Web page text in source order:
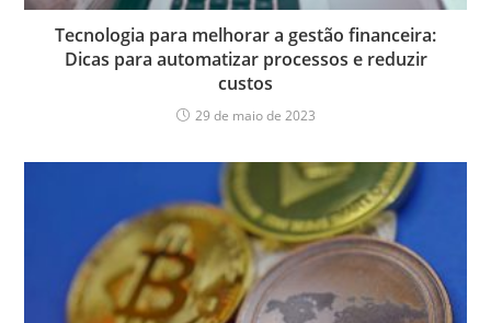
Tecnologia para melhorar a gestão financeira:
Dicas para automatizar processos e reduzir
custos
29 de maio de 2023